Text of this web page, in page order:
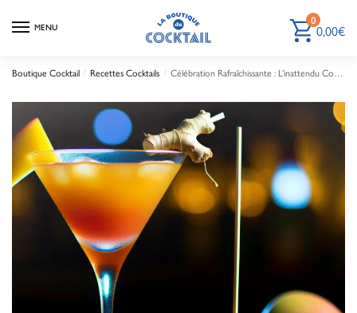
MENU 0
0,00€
Boutique Cocktail / Recettes Cocktails / Célébration Rafraîchissante : L’inattendu Cosmopolitan à la Mangue et au Gingembre